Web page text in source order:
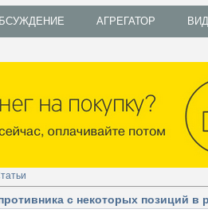
АГРЕГАТОР
с некоторых позиций в